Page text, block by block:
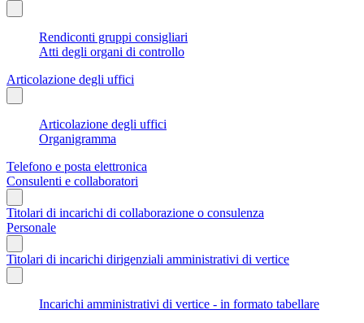
Rendiconti gruppi consigliari
Atti degli organi di controllo
Articolazione degli uffici
Articolazione degli uffici
Organigramma
Telefono e posta elettronica
Consulenti e collaboratori
Titolari di incarichi di collaborazione o consulenza
Personale
Titolari di incarichi dirigenziali amministrativi di vertice
Incarichi amministrativi di vertice - in formato tabellare